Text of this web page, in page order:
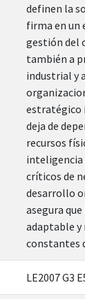
definen la
firma en un
gestión del
también a
industrial y
estratégico
deja de
recursos
inteligencia
críticos de
desarrollo
asegura
adaptable
constantes
LE2007 G3